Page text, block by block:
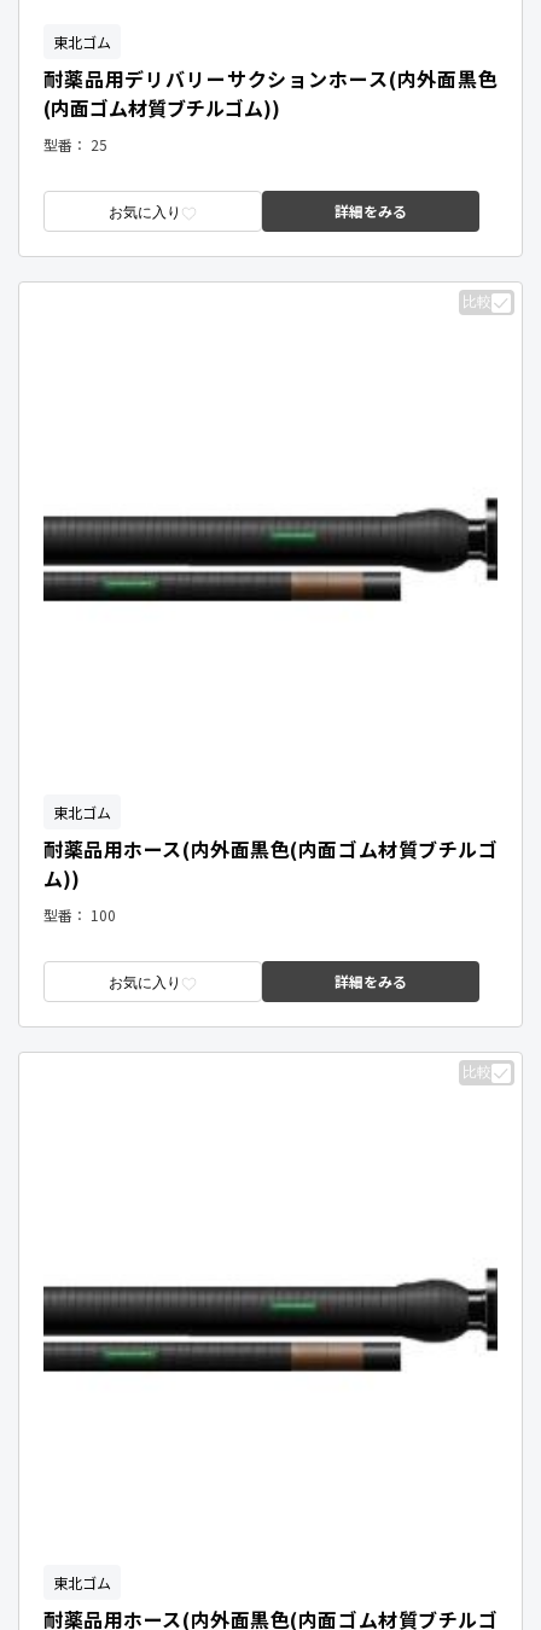
東北ゴム
耐薬品用デリバリーサクションホース(内外面黒色
(内面ゴム材質ブチルゴム))
型番： 25
お気に入り 詳細をみる
比較
東北ゴム
耐薬品用ホース(内外面黒色(内面ゴム材質ブチルゴ
ム))
型番： 100
お気に入り 詳細をみる
比較
東北ゴム
耐薬品用ホース(内外面黒色(内面ゴム材質ブチルゴ